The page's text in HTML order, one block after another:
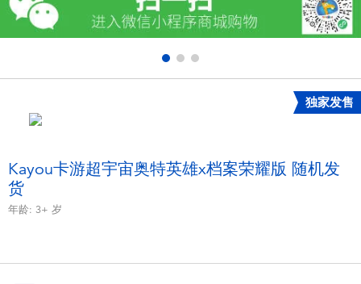
户外及运动产品
毛绒公仔玩具
夏日
独家发售
Kayou卡游超宇宙奥特英雄x档案荣耀版 随机发
货
年龄: 3+ 岁